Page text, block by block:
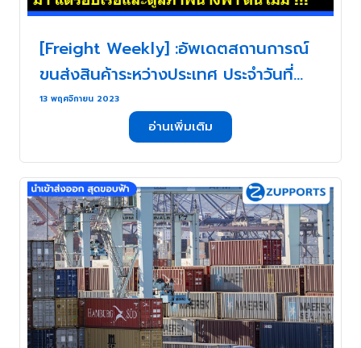
[Freight Weekly] :อัพเดตสถานการณ์
ขนส่งสินค้าระหว่างประเทศ ประจำวันที่
13- 17 พฤศจิกายน กับ ZUPPORTS !!!
สัปดาห์ต้อนรับ Mini Peak Season เมื่อ
นางฟ้า ดันไม่มี !!! . . .
13 พฤศจิกายน 2023
อ่านเพิ่มเติม